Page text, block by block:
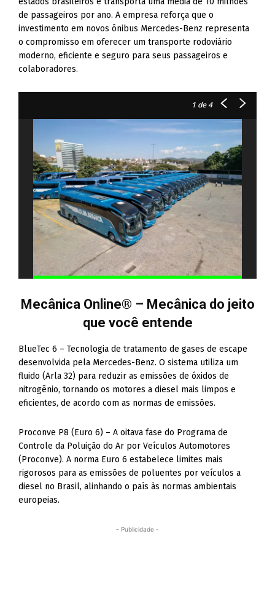
de passageiros por ano. A empresa reforça que o
investimento em novos ônibus Mercedes-Benz representa
o compromisso em oferecer um transporte rodoviário
moderno, eficiente e seguro para seus passageiros e
colaboradores.
1de 4
Mecânica Online® – Mecânica do jeito
que você entende
BlueTec 6 – Tecnologia de tratamento de gases de escape
desenvolvida pela Mercedes-Benz. O sistema utiliza um
fluido (Arla 32) para reduzir as emissões de óxidos de
nitrogênio, tornando os motores a diesel mais limpos e
eficientes, de acordo com as normas de emissões.
Proconve P8 (Euro 6) – A oitava fase do Programa de
Controle da Poluição do Ar por Veículos Automotores
(Proconve). A norma Euro 6 estabelece limites mais
rigorosos para as emissões de poluentes por veículos a
diesel no Brasil, alinhando o país às normas ambientais
europeias.
- Publicidade -